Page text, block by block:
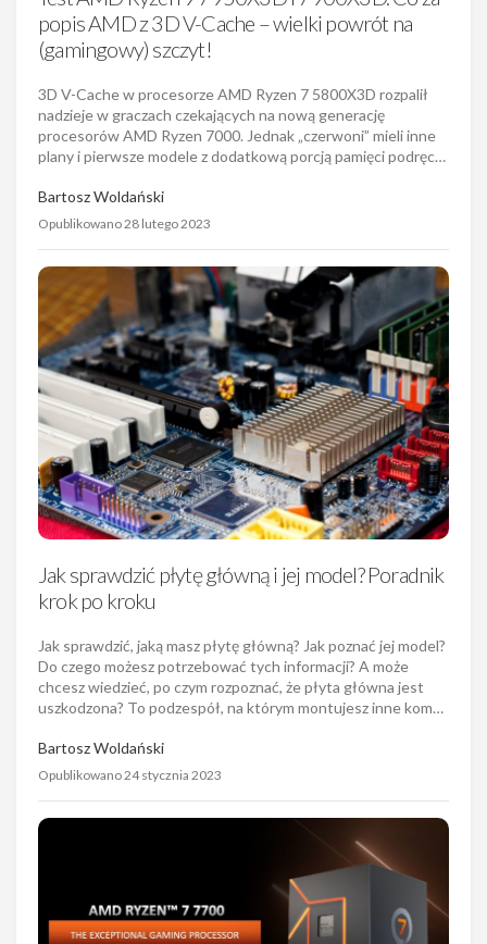
popis AMD z 3D V-Cache – wielki powrót na
(gamingowy) szczyt!
3D V-Cache w procesorze AMD Ryzen 7 5800X3D rozpalił
nadzieje w graczach czekających na nową generację
procesorów AMD Ryzen 7000. Jednak „czerwoni” mieli inne
plany i pierwsze modele z dodatkową porcją pamięci podręc…
Bartosz Woldański
Opublikowano 28 lutego 2023
Jak sprawdzić płytę główną i jej model? Poradnik
krok po kroku
Jak sprawdzić, jaką masz płytę główną? Jak poznać jej model?
Do czego możesz potrzebować tych informacji? A może
chcesz wiedzieć, po czym rozpoznać, że płyta główna jest
uszkodzona? To podzespół, na którym montujesz inne kom…
Bartosz Woldański
Opublikowano 24 stycznia 2023